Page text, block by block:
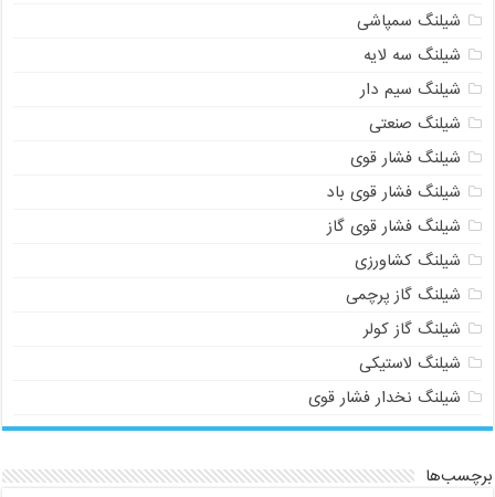
شیلنگ سمپاشی
شیلنگ سه لایه
شیلنگ سیم دار
شیلنگ صنعتی
شیلنگ فشار قوی
شیلنگ فشار قوی باد
شیلنگ فشار قوی گاز
شیلنگ کشاورزی
شیلنگ گاز پرچمی
شیلنگ گاز کولر
شیلنگ لاستیکی
شیلنگ نخدار فشار قوی
برچسب‌ها